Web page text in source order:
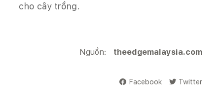
cho cây trồng.
Nguồn: theedgemalaysia.com
Facebook Twitter